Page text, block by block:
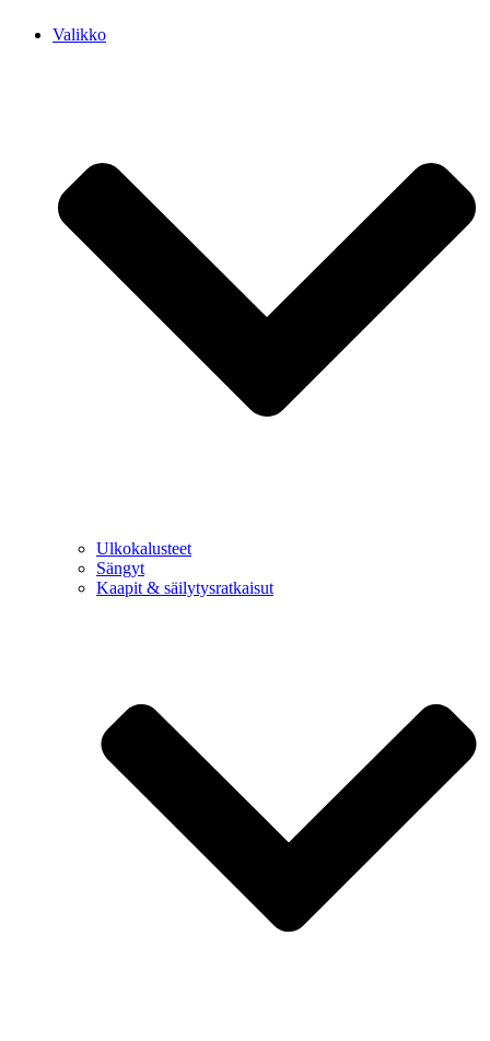
Valikko
Ulkokalusteet
Sängyt
Kaapit & säilytysratkaisut